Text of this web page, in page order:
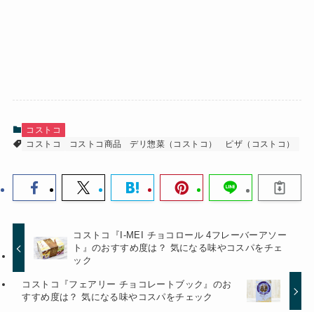
コストコ
コストコ
コストコ商品 デリ惣菜（コストコ） ピザ（コストコ）
コストコ『I-MEI チョコロール 4フレーバーアソー
ト』のおすすめ度は？ 気になる味やコスパをチェ
ック
コストコ『フェアリー チョコレートブック』のお
すすめ度は？ 気になる味やコスパをチェック